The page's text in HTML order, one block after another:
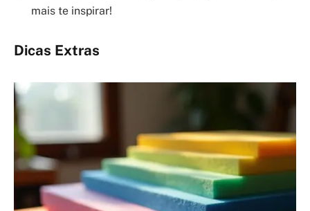
mais te inspirar!
Dicas Extras